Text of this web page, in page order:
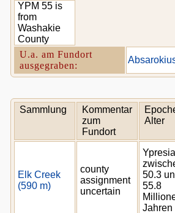
YPM 55 is
from
Washakie
County
U.a. am Fundort
ausgegraben:
Sammlung
Kommentar
zum
Fundort
Alter
Elk Creek
(590 m)
county
assignment
uncertain
50.3
55.8
Jahren